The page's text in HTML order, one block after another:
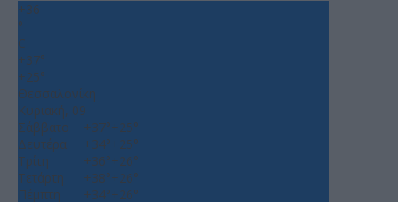
+36
°
C
+37°
+25°
Θεσσαλονίκη
Κυριακή, 09
Σάββατο
+37°+25°
Δευτέρα
+34°+25°
Τρίτη
+36°+26°
Τετάρτη
+38°+26°
Πέμπτη
+34°+26°